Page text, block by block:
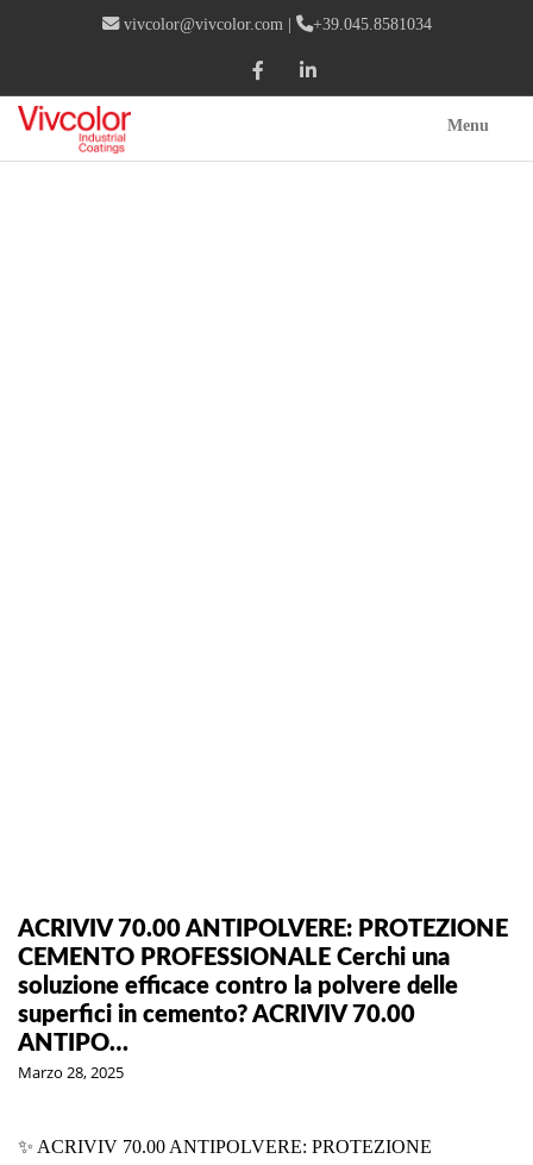
vivcolor@vivcolor.com | +39.045.8581034
Menu
ACRIVIV 70.00 ANTIPOLVERE: PROTEZIONE
CEMENTO PROFESSIONALE Cerchi una
soluzione efficace contro la polvere delle
superfici in cemento? ACRIVIV 70.00
ANTIPO…
Marzo 28, 2025
✨ ACRIVIV 70.00 ANTIPOLVERE: PROTEZIONE